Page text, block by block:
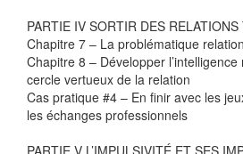
PARTIE IV SORTIR DES RELATIONS
Chapitre 7 – La problématique
Chapitre 8 – Développer
cercle vertueux de la relation
Cas pratique #4 – En finir avec les
les échanges professionnels
PARTIE V L’IMPULSIVITÉ ET SES